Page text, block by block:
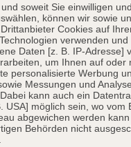
Hotel
soweit Sie einwilligen und
können wir sowie
Cookies auf
verwenden und
Daten [z. B. IP-Adresse]
um Ihnen auf oder
personalisierte Werbung
Messungen und
kann auch ein
USA] möglich sein, wo vom
abgewichen werden
Behörden nicht